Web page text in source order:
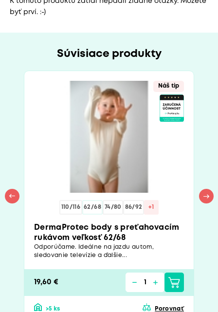
byť prví. :-)
Súvisiace produkty
Náš tip
110/116 62/68 74/80 86/92 +1
DermaProtec body s preťahovacím
rukávom veľkosť 62/68
Odporúčame. Ideálne na jazdu autom,
sledovanie televízie a ďalšie...
19,60 €
>5 ks Porovnať